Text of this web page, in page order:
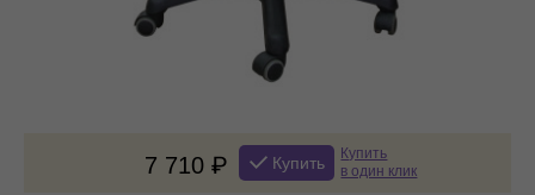
7 710 Купить
Купить
в один клик